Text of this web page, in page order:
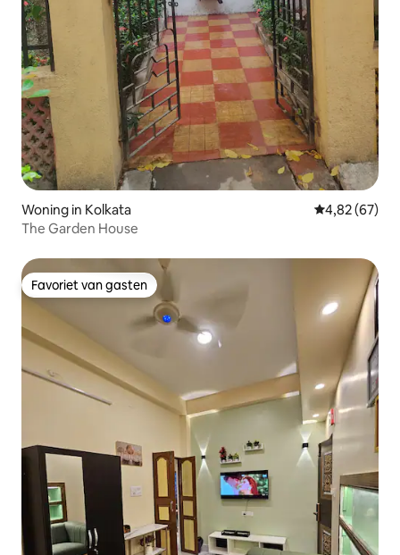
Woning in Kolkata Gemiddelde
4,82 (67)
The Garden House
Favoriet van gasten
Favoriet van gasten